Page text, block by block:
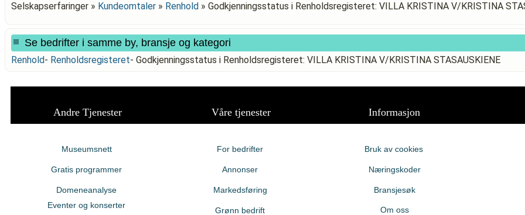
Selskapserfaringer » Kundeomtaler » Renhold » Godkjenningsstatus i Renholdsregisteret: VILLA KRISTINA V/KRISTINA
Se bedrifter i samme by, bransje og kategori
Renhold- Renholdsregisteret- Godkjenningsstatus i Renholdsregisteret: VILLA KRISTINA V/KRISTINA STASAUSKIENE
Andre Tjenester Våre tjenester Informasjon
Museumsnett
Gratis programmer
Domeneanalyse
Eventer og konserter
For bedrifter
Annonser
Markedsføring
Grønn bedrift
Bruk av cookies
Næringskoder
Bransjesøk
Om oss